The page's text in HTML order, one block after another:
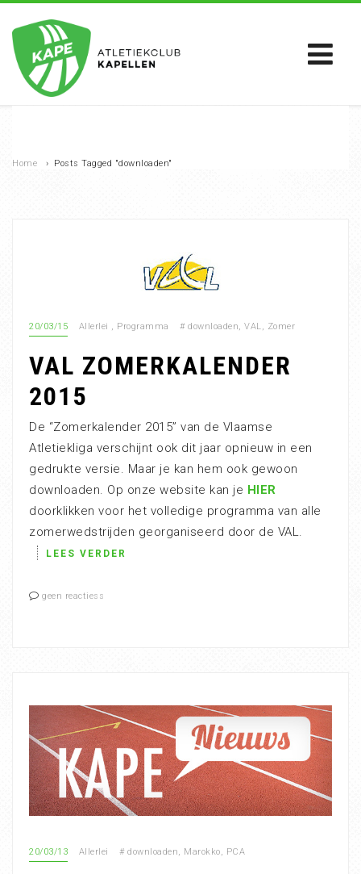
Home › Posts Tagged "downloaden"
20/03/15 Allerlei , Programma # downloaden, VAL, Zomer
VAL ZOMERKALENDER
2015
De “Zomerkalender 2015” van de Vlaamse
Atletiekliga verschijnt ook dit jaar opnieuw in een
gedrukte versie. Maar je kan hem ook gewoon
downloaden. Op onze website kan je HIER
doorklikken voor het volledige programma van alle
zomerwedstrijden georganiseerd door de VAL.
LEES VERDER
geen reactiess
20/03/13 Allerlei # downloaden, Marokko, PCA